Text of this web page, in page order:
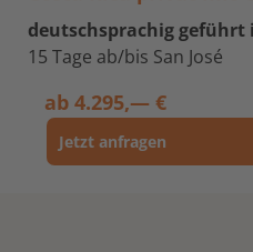
deutschsprachig
15 Tage ab/bis San José
ab 4.295,— €
Jetzt anfragen